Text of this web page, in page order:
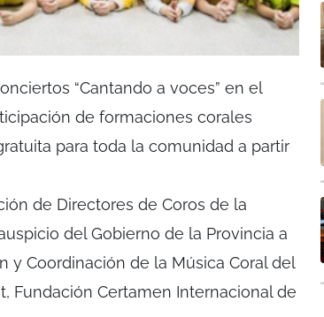
“Cantando a voces” en el
de formaciones corales
para toda la comunidad a partir
de Directores de Coros de la
del Gobierno de la Provincia a
y Coordinación de la Música Coral del
Fundación Certamen Internacional de